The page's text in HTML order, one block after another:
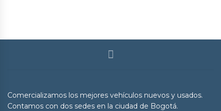
Comercializamos los mejores vehículos nuevos y usados.
Contamos con dos sedes en la ciudad de Bogotá.